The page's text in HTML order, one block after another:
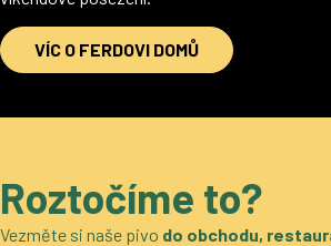
VÍC O FERDOVI DOMŮ
Roztočíme to?
Vezměte si naše pivo do obchodu,